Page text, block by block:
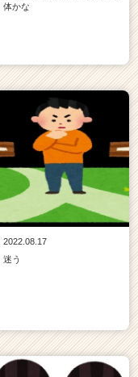
体かな
2022.08.17
迷う